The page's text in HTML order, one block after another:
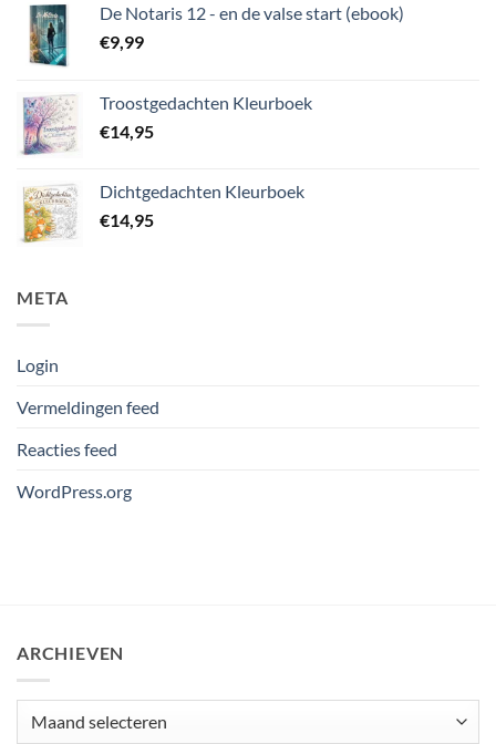
De Notaris 12 - en de valse start (ebook)
€9,99
Troostgedachten Kleurboek
€14,95
Dichtgedachten Kleurboek
€14,95
META
Login
Vermeldingen feed
Reacties feed
WordPress.org
ARCHIEVEN